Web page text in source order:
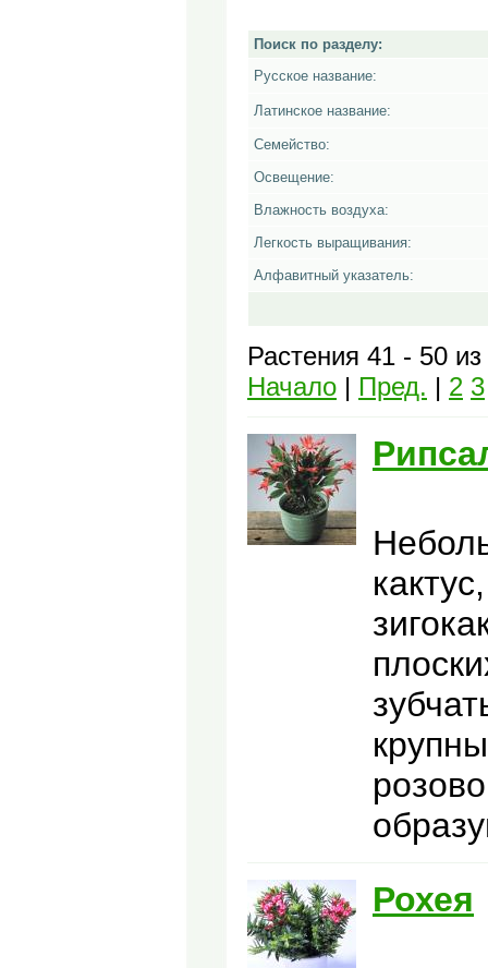
Поиск по разделу:
Русское название:
Латинское название:
Семейство:
Освещение:
Влажность воздуха:
Легкость выращивания:
Алфавитный указатель:
Растения 41 - 50
Начало | Пред. | 2 3
Рохея